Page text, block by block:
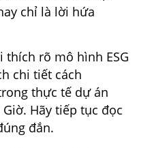
chỉ là lời hứa
thích rõ mô hình ESG
chi tiết cách
thực tế dự án
Hãy tiếp tục đọc
đắn.